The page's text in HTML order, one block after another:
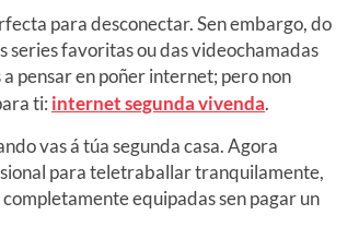
para desconectar. Sen embargo, do
series favoritas ou das videochamadas
pensar en poñer internet; pero non
ti: internet segunda vivenda.
vas á túa segunda casa. Agora
para teletraballar tranquilamente,
completamente equipadas sen pagar un